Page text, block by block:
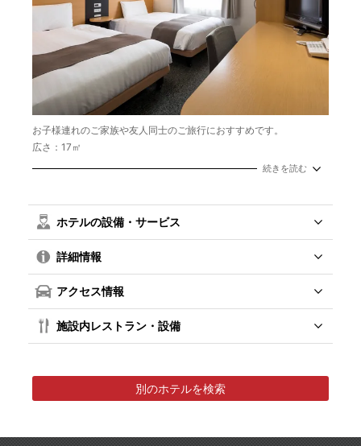
お子様連れのご家族や友人同士のご旅行におすすめです。
広さ：17㎡
続きを読む
ホテルの設備・サービス
詳細情報
アクセス情報
施設内レストラン・設備
別のホテルを検索